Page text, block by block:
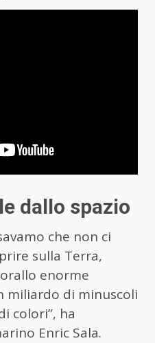
dallo spazio
che non ci
sulla Terra,
enorme
miliardo di minuscoli
colori”, ha
Enric Sala.